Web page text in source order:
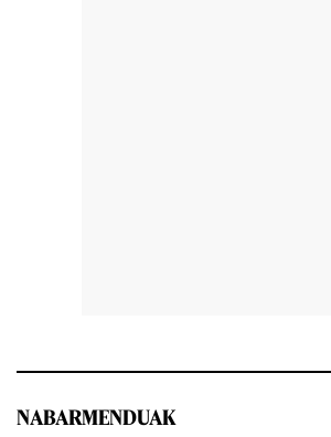
NABARMENDUAK